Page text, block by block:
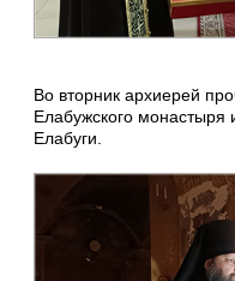
Во вторник архиерей
Елабужского монастыря
Елабуги.